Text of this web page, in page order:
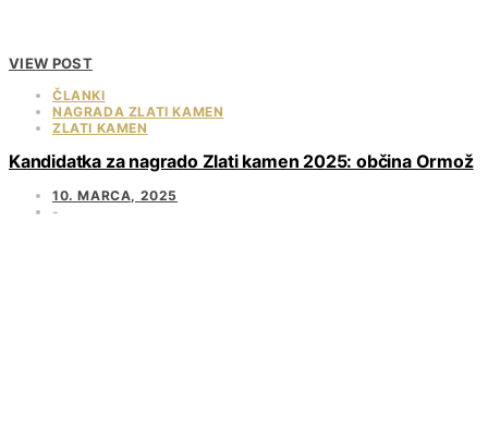
VIEW POST
ČLANKI
NAGRADA ZLATI KAMEN
ZLATI KAMEN
Kandidatka za nagrado Zlati kamen 2025: občina Ormož
10. MARCA, 2025